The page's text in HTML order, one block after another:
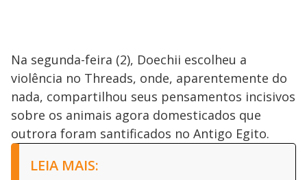
Na segunda-feira (2), Doechii escolheu a
violência no Threads, onde, aparentemente do
nada, compartilhou seus pensamentos incisivos
sobre os animais agora domesticados que
outrora foram santificados no Antigo Egito.
LEIA MAIS: